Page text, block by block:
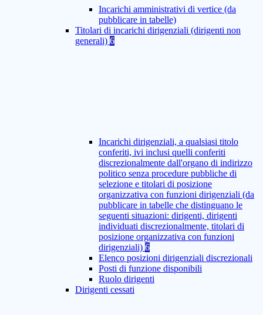
Incarichi amministrativi di vertice (da
pubblicare in tabelle)
Titolari di incarichi dirigenziali (dirigenti non
generali) 6
Incarichi dirigenziali, a qualsiasi titolo
conferiti, ivi inclusi quelli conferiti
discrezionalmente dall'organo di indirizzo
politico senza procedure pubbliche di
selezione e titolari di posizione
organizzativa con funzioni dirigenziali (da
pubblicare in tabelle che distinguano le
seguenti situazioni: dirigenti, dirigenti
individuati discrezionalmente, titolari di
posizione organizzativa con funzioni
dirigenziali) 6
Elenco posizioni dirigenziali discrezionali
Posti di funzione disponibili
Ruolo dirigenti
Dirigenti cessati